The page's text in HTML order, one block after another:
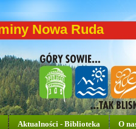
Nowa Ruda
Aktualności - Biblioteka O